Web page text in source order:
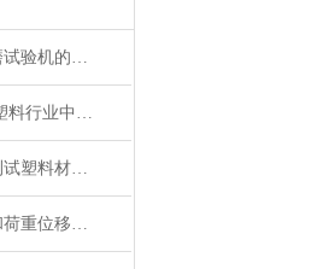
一起了解下地板耐磨试验机的操作步骤
行业动态:试验机在塑料行业中的发展趋势
塑料拉力机是用于测试塑料材料力学性能的仪器
区别插拔力试验机和荷重位移曲线仪